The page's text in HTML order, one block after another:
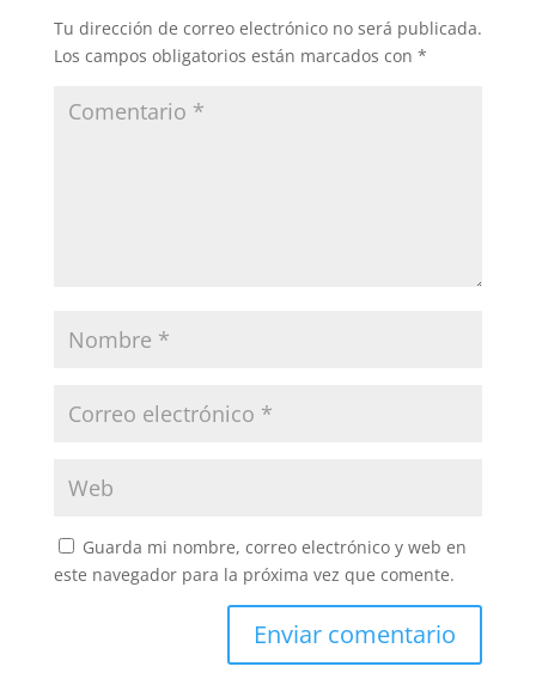
Tu dirección de correo electrónico no será publicada.
Los campos obligatorios están marcados con *
Guarda mi nombre, correo electrónico y web en
este navegador para la próxima vez que comente.